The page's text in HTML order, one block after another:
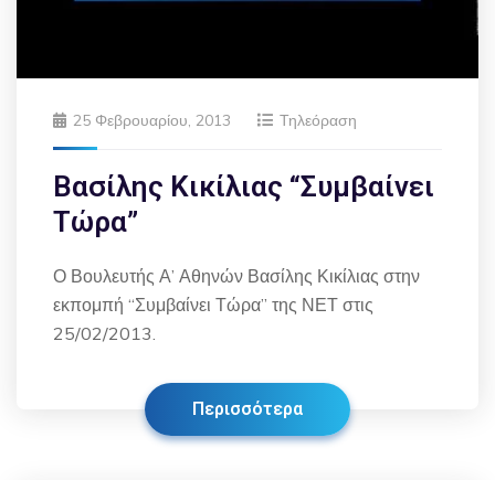
25 Φεβρουαρίου, 2013 Τηλεόραση
Βασίλης Κικίλιας “Συμβαίνει
Τώρα”
Ο Βουλευτής Α’ Αθηνών Βασίλης Κικίλιας στην
εκπομπή “Συμβαίνει Τώρα” της ΝΕΤ στις
25/02/2013.
Περισσότερα